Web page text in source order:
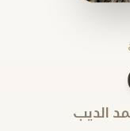
الديب